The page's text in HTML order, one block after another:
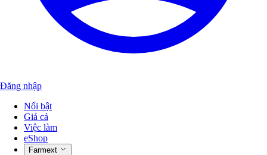
Đăng nhập
Nổi bật
Giá cả
Việc làm
eShop
Farmext